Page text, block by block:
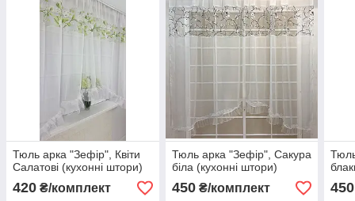
Тюль арка "Зефір", Квіти
Салатові (кухонні штори)
420 ₴/комплект
Тюль арка "Зефір", Сакура
біла (кухонні штори)
450₴/комплект 450